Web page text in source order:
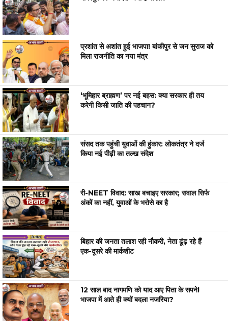
प्रशांत से अशांत हुई भाजपा! बांकीपुर से जन सुराज को
मिला राजनीति का नया मंत्र
‘भूमिहार ब्राह्मण’ पर नई बहस: क्या सरकार ही तय
करेगी किसी जाति की पहचान?
संसद तक पहुंची युवाओं की हुंकार: लोकतंत्र ने दर्ज
किया नई पीढ़ी का तल्ख संदेश
री-NEET विवाद: साख बचाइए सरकार; सवाल सिर्फ
अंकों का नहीं, युवाओं के भरोसे का है
बिहार की जनता तलाश रही नौकरी, नेता ढूंढ़ रहे हैं
एक-दूसरे की मार्कशीट
12 साल बाद नागमणि को याद आए पिता के सपने!
भाजपा में आते ही क्यों बदला नजरिया?